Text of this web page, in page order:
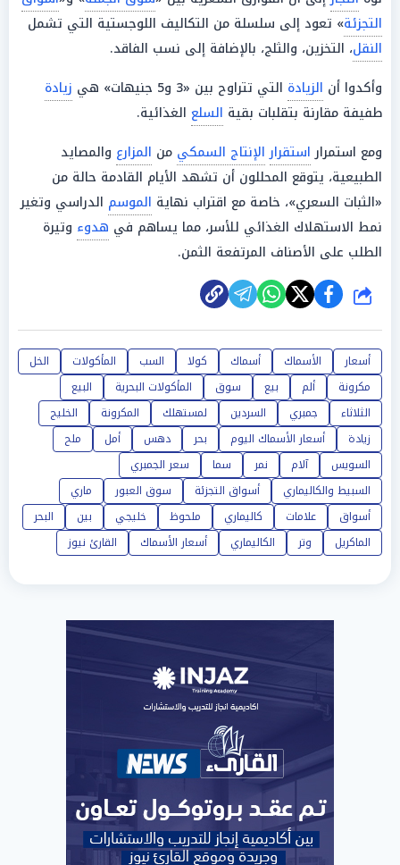
التجزئة» تعود إلى سلسلة من التكاليف اللوجستية التي تشمل
النقل، التخزين، والثلج، بالإضافة إلى نسب الفاقد.
وأكدوا أن الزيادة التي تتراوح بين «3 و5 جنيهات» هي
زيادة
طفيفة مقارنة بتقلبات بقية السلع الغذائية.
ومع استمراراستقرار الإنتاج السمكي من المزارع والمصايد
الطبيعية، يتوقع المحللون أن تشهد الأيام القادمة حالة من
«الثبات السعري»، خاصة مع اقتراب نهاية الموسم الدراسي وتغير
نمط الاستهلاك الغذائي للأسر، مما يساهم في هدوء وتيرة
الطلب على الأصناف المرتفعة الثمن.
شارك
أسعار الأسماك أسماك كولا السب المأكولات
الخل
مكرونة
ألم بيع سوق المأكولات البحرية
البيع
الثلاثاء
جمبري السردين لمستهلك المكرونة
الخليج
زيادة
أسعار الأسماك اليوم بحر دهس أمل
ملح
السويس
آلام نمر سما
سعر الجمبري
السبيط والكاليماري
أسواق التجزئة سوق العبور
ماري
أسواق
علامات كاليماري ملحوظ خليجي بين
البحر
الماكريل
وتر الكاليماري أسعار الأسماك القارئ نيوز